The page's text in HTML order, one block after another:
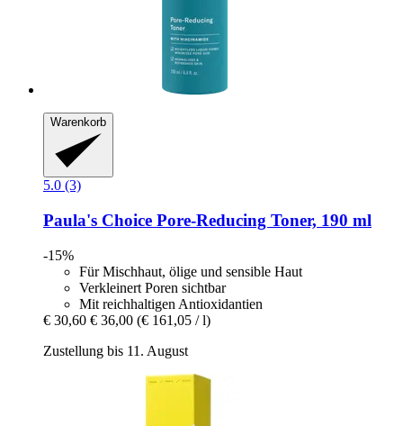
Warenkorb
5.0 (3)
Paula's Choice Pore-​Reducing Toner, 190 ml
-15%
Für Mischhaut, ölige und sensible Haut
Verkleinert Poren sichtbar
Mit reichhaltigen Antioxidantien
€ 30,60 € 36,00 (€ 161,05 / l)
Zustellung bis 11. August